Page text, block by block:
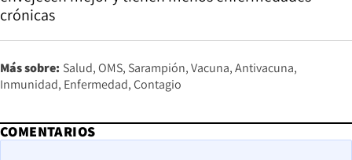
crónicas
Más sobre: Salud OMS Sarampión Vacuna Antivacuna
Inmunidad Enfermedad Contagio
COMENTARIOS